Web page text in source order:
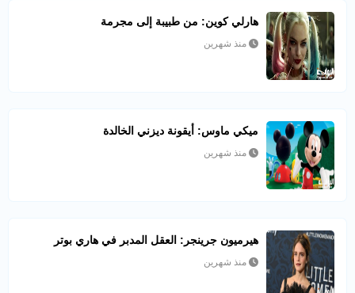
هارلي كوين: من طبيبة إلى مجرمة
منذ شهرين
ميكي ماوس: أيقونة ديزني الخالدة
منذ شهرين
هيرميون جرينجر: العقل المدبر في هاري بوتر
منذ شهرين